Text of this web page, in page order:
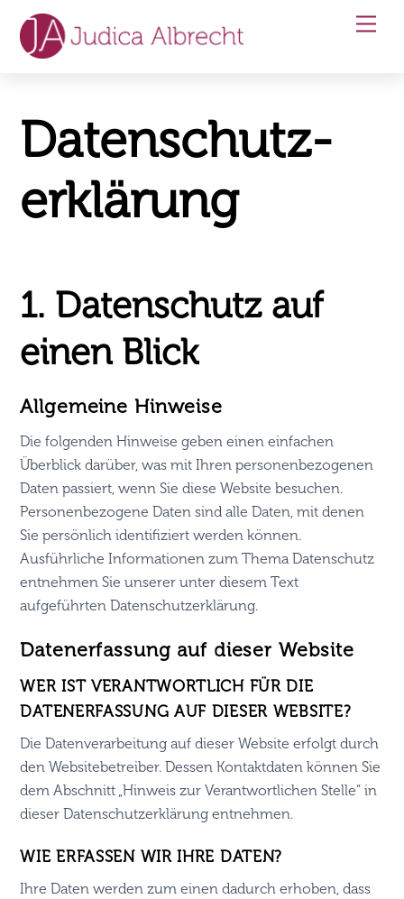
content
Datenschutz­
erklärung
1. Datenschutz auf
einen Blick
Allgemeine Hinweise
Die folgenden Hinweise geben einen einfachen
Überblick darüber, was mit Ihren personenbezogenen
Daten passiert, wenn Sie diese Website besuchen.
Personenbezogene Daten sind alle Daten, mit denen
Sie persönlich identifiziert werden können.
Ausführliche Informationen zum Thema Datenschutz
entnehmen Sie unserer unter diesem Text
aufgeführten Datenschutzerklärung.
Datenerfassung auf dieser Website
WER IST VERANTWORTLICH FÜR DIE
DATENERFASSUNG AUF DIESER WEBSITE?
Die Datenverarbeitung auf dieser Website erfolgt durch
den Websitebetreiber. Dessen Kontaktdaten können Sie
dem Abschnitt „Hinweis zur Verantwortlichen Stelle“ in
dieser Datenschutzerklärung entnehmen.
WIE ERFASSEN WIR IHRE DATEN?
Ihre Daten werden zum einen dadurch erhoben, dass